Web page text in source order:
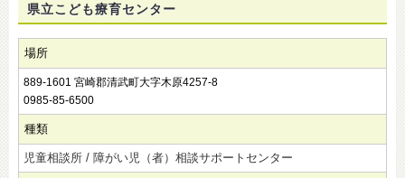
県立こども療育センター
場所
889-1601 宮崎郡清武町大字木原4257-8
0985-85-6500
種類
児童相談所 / 障がい児（者）相談サポートセンター